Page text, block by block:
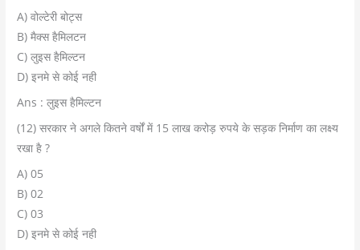
A) वोल्टेरी बोट्स
B) मैक्स हैमिलटन
C) लुइस हैमिल्टन
D) इनमे से कोई नही
Ans : लुइस हैमिल्टन
(12) सरकार ने अगले कितने वर्षों में 15 लाख करोड़ रुपये के सड़क निर्माण का लक्ष्य
रखा है ?
A) 05
B) 02
C) 03
D) इनमे से कोई नही